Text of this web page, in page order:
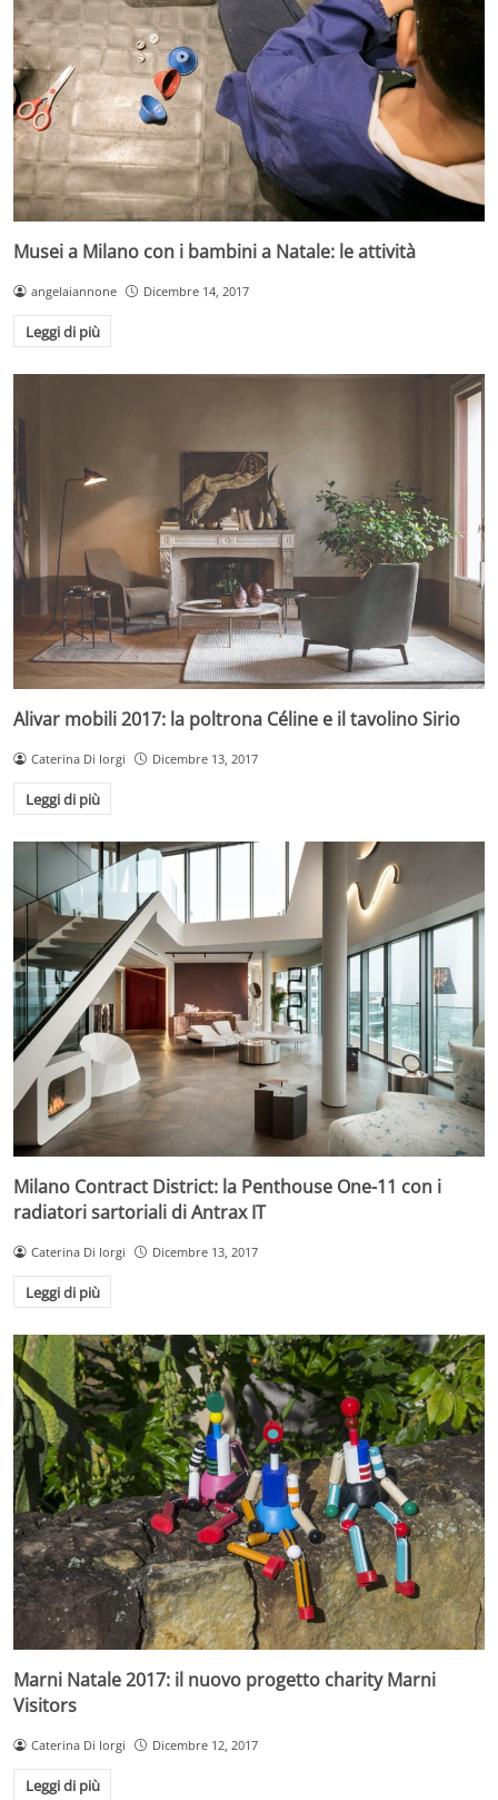
Musei a Milano con i bambini a Natale: le attività
angelaiannone Dicembre 14, 2017
Leggi di più
Alivar mobili 2017: la poltrona Céline e il tavolino Sirio
Caterina Di Iorgi Dicembre 13, 2017
Leggi di più
Milano Contract District: la Penthouse One-11 con i
radiatori sartoriali di Antrax IT
Caterina Di Iorgi Dicembre 13, 2017
Leggi di più
Marni Natale 2017: il nuovo progetto charity Marni
Visitors
Caterina Di Iorgi Dicembre 12, 2017
Leggi di più